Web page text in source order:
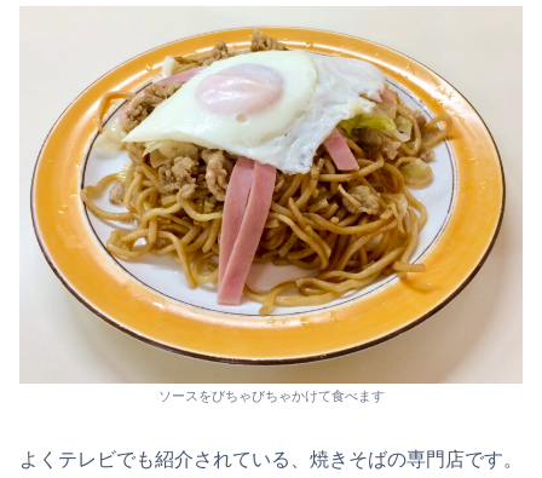
ソースをびちゃびちゃかけて食べます
よくテレビでも紹介されている、焼きそばの専門店です。